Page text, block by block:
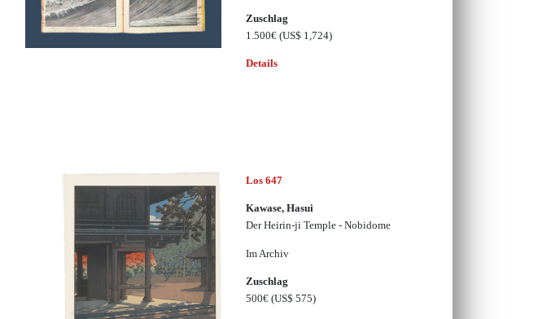
Zuschlag
1.500€ (US$ 1,724)
Details
Los 647
Kawase, Hasui
Der Heirin-ji Temple - Nobidome
Im Archiv
Zuschlag
500€ (US$ 575)